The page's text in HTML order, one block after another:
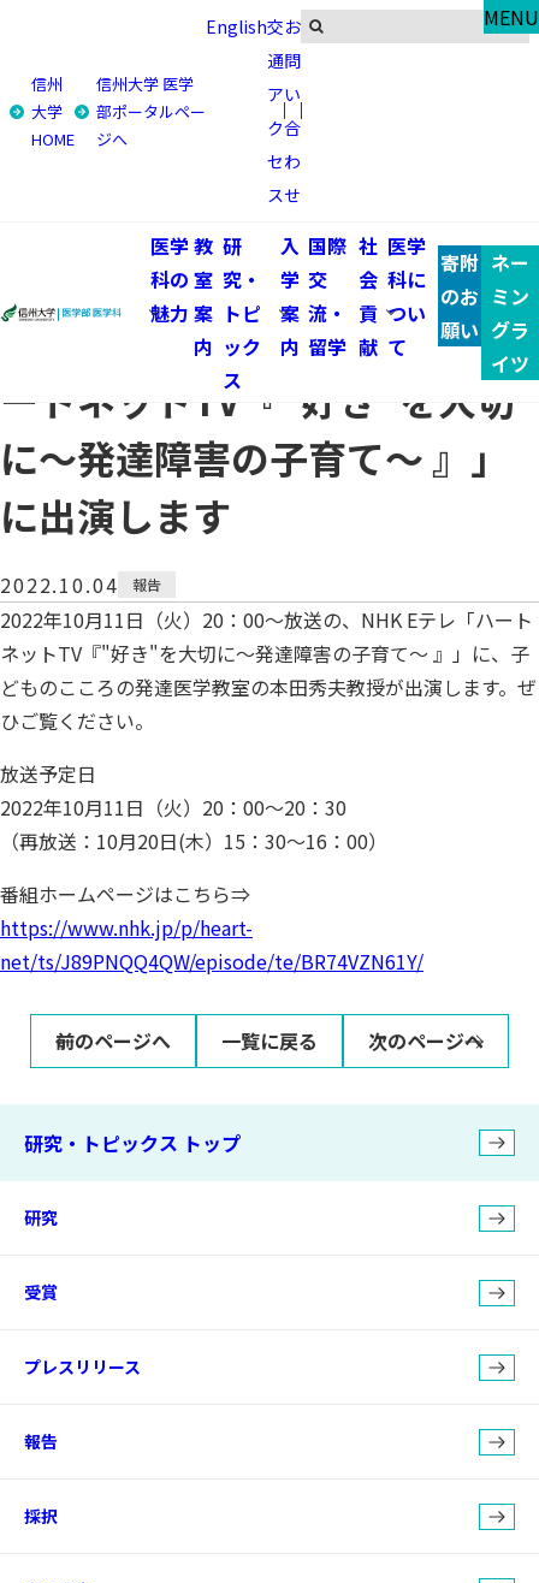
信州
大学
HOME
信州大学 医学
部ポータルペー
ジへ
English交
通
ア
ク
セ
ス
お
問
い
合
わ
せ
医学
科の
魅力
教
室
案
内
研
究・
トピ
ック
ス
入
学
案
内
国際
交
流・
留学
社
会
貢
献
医学
科に
つい
て
寄附
のお
願い
ネー
ミン
グラ
イツ
Research & Topics
研究・トピックス
トップ
研究・トピックス
子どものこころの発達医学教室の本田 秀夫 教授が Eテレ
「ハートネットTV『"好き"を大切に～発達障害の子育て～
子どものこころの発達医学教室
の本田 秀夫 教授が Eテレ「ハ
ートネットTV『"好き"を大切
に～発達障害の子育て～ 』」
に出演します
2022.10.04 報告
2022年10月11日（火）20：00～放送の、NHK Eテレ「ハート
ネットTV『"好き"を大切に～発達障害の子育て～ 』」に、子
どものこころの発達医学教室の本田秀夫教授が出演します。ぜ
ひご覧ください。
放送予定日
2022年10月11日（火）20：00～20：30
（再放送：10月20日(木）15：30～16：00）
番組ホームページはこちら⇒
https://www.nhk.jp/p/heart-
net/ts/J89PNQQ4QW/episode/te/BR74VZN61Y/
前のページへ 一覧に戻る 次のページへ
研究・トピックス トップ
研究
受賞
プレスリリース
報告
採択
MENU